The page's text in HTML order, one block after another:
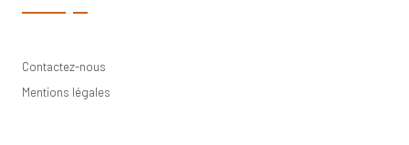
Contactez-nous
Mentions légales